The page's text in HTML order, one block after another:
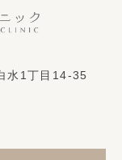
水1丁目14-35